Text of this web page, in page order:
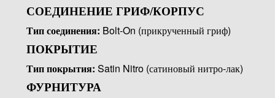
СОЕДИНЕНИЕ ГРИФ/КОРПУС
Тип соединения: Bolt-On (прикрученный гриф)
ПОКРЫТИЕ
Тип покрытия: Satin Nitro (сатиновый нитро-лак)
ФУРНИТУРА